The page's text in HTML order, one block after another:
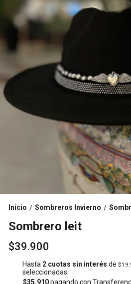
Inicio / Sombreros Invierno /
Sombrero leit
$39.900
Hasta 2 cuotas sin interés de
seleccionadas
$35.910pagando con